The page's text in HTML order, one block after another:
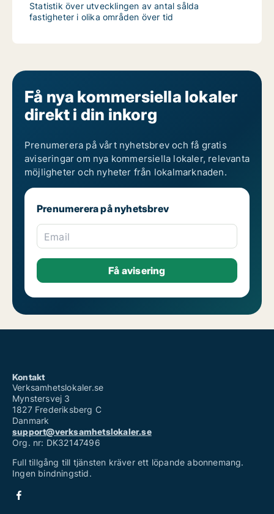
Statistik över utvecklingen av antal sålda
fastigheter i olika områden över tid
Få nya kommersiella lokaler
direkt i din inkorg
Prenumerera på vårt nyhetsbrev och få gratis
aviseringar om nya kommersiella lokaler, relevanta
möjligheter och nyheter från lokalmarknaden.
Prenumerera på nyhetsbrev
Email
Kontakt
Verksamhetslokaler.se
Mynstersvej 3
1827 Frederiksberg C
Danmark
support@verksamhetslokaler.se
Org. nr: DK32147496
Full tillgång till tjänsten kräver ett löpande abonnemang.
Ingen bindningstid.